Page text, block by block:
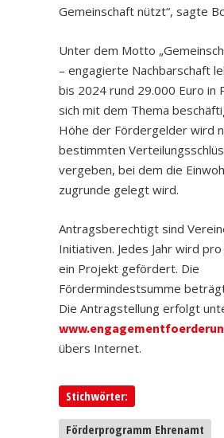
Gemeinschaft nützt“, sagte
Unter dem Motto
– engagierte Nachbarschaft
bis 2024 rund 29.000 Euro in
sich mit dem Thema
Höhe der Fördergelder wird
bestimmten
vergeben, bei dem die
zugrunde gelegt wird.
Antragsberechtigt sind
Initiativen. Jedes Jahr wird
ein Projekt gefördert. Die
Fördermindestsumme
Die Antragstellung erfolgt
übers Internet.
Stichwörter:
Förderprogramm Ehrenamt